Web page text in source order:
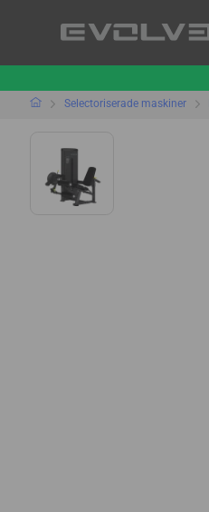
Selectoriserade maskiner